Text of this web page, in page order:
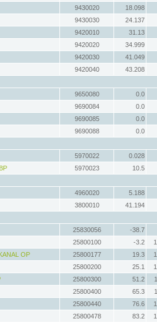
9430020
18.098
9430030
24.137
9420010
31.13
9420020
34.999
9420030
41.049
9420040
43.208
9650080
0.0
9690084
0.0
9690085
0.0
9690088
0.0
5970022
0.028
5970023
10.5
4960020
5.188
3800010
41.194
25830056
-38.7
25800100 -3.2
OP
25800177 19.3
25800200 25.1
25800300 51.2
25800400 65.3
25800440 76.6
25800478 83.2